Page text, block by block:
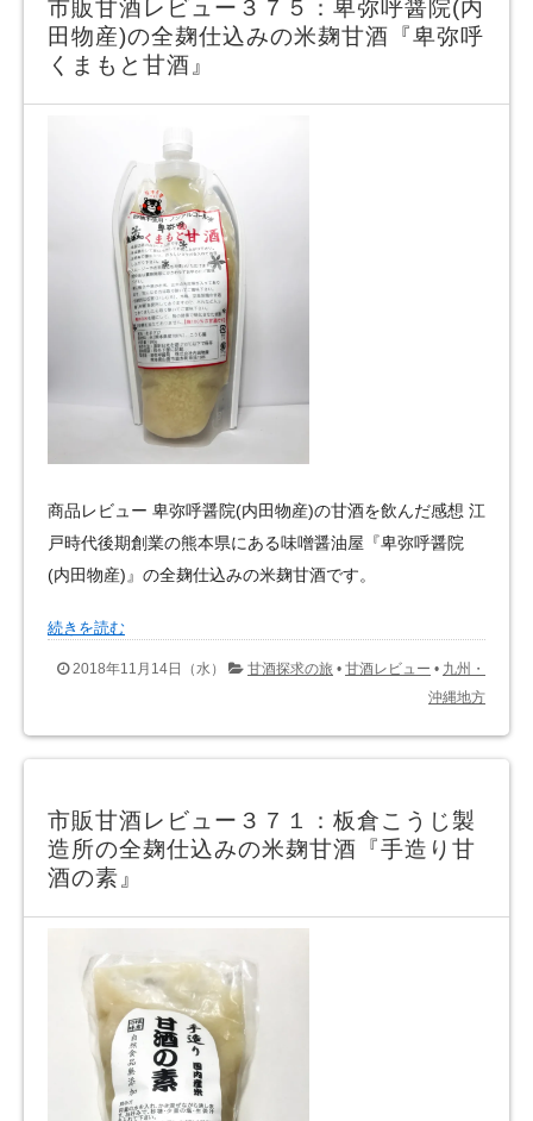
市販甘酒レビュー３７５：卑弥呼醤院(内
田物産)の全麹仕込みの米麹甘酒『卑弥呼
くまもと甘酒』
商品レビュー 卑弥呼醤院(内田物産)の甘酒を飲んだ感想 江
戸時代後期創業の熊本県にある味噌醤油屋『卑弥呼醤院
(内田物産)』の全麹仕込みの米麹甘酒です。
続きを読む
2018年11月14日（水） 甘酒探求の旅 • 甘酒レビュー • 九州・
沖縄地方
市販甘酒レビュー３７１：板倉こうじ製
造所の全麹仕込みの米麹甘酒『手造り甘
酒の素』